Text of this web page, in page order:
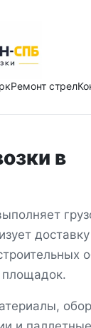
Ремонт стрел
в
площадок.